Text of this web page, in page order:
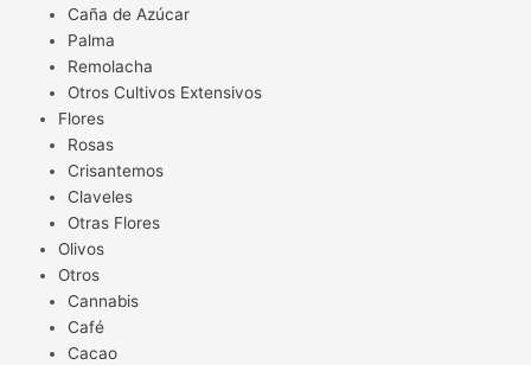
Caña de Azúcar
Palma
Remolacha
Otros Cultivos Extensivos
Flores
Rosas
Crisantemos
Claveles
Otras Flores
Olivos
Otros
Cannabis
Café
Cacao